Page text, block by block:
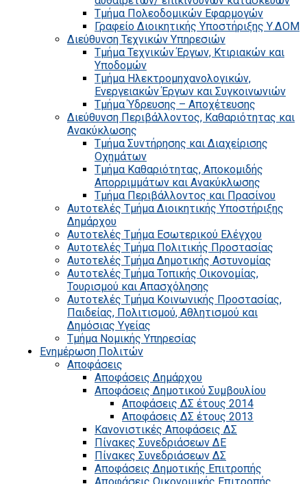
Τμήμα Πολεοδομικών Εφαρμογών
Γραφείο Διοικητικής Υποστήριξης Υ.ΔΟΜ
Διεύθυνση Τεχνικών Υπηρεσιών
Τμήμα Τεχνικών Έργων, Κτιριακών και
Υποδομών
Τμήμα Ηλεκτρομηχανολογικών,
Ενεργειακών Έργων και Συγκοινωνιών
Τμήμα Ύδρευσης – Αποχέτευσης
Διεύθυνση Περιβάλλοντος, Καθαριότητας και
Ανακύκλωσης
Τμήμα Συντήρησης και Διαχείρισης
Οχημάτων
Τμήμα Καθαριότητας, Αποκομιδής
Απορριμμάτων και Ανακύκλωσης
Τμήμα Περιβάλλοντος και Πρασίνου
Αυτοτελές Τμήμα Διοικητικής Υποστήριξης
Δημάρχου
Αυτοτελές Τμήμα Εσωτερικού Ελέγχου
Αυτοτελές Τμήμα Πολιτικής Προστασίας
Αυτοτελές Τμήμα Δημοτικής Αστυνομίας
Αυτοτελές Τμήμα Τοπικής Οικονομίας,
Τουρισμού και Απασχόλησης
Αυτοτελές Τμήμα Κοινωνικής Προστασίας,
Παιδείας, Πολιτισμού, Αθλητισμού και
Δημόσιας Υγείας
Τμήμα Νομικής Υπηρεσίας
Ενημέρωση Πολιτών
Αποφάσεις
Αποφάσεις Δημάρχου
Αποφάσεις Δημοτικού Συμβουλίου
Αποφάσεις ΔΣ έτους 2014
Αποφάσεις ΔΣ έτους 2013
Κανονιστικές Αποφάσεις ΔΣ
Πίνακες Συνεδριάσεων ΔΕ
Πίνακες Συνεδριάσεων ΔΣ
Αποφάσεις Δημοτικής Επιτροπής